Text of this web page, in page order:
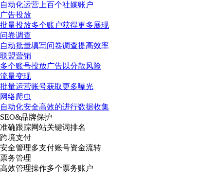
自动化运营上百个社媒账户
广告投放
批量投放多个账户获得更多展现
问卷调查
自动批量填写问卷调查提高效率
联盟营销
多个账号投放广告以分散风险
流量变现
批量运营账号获取更多曝光
网络爬虫
自动化安全高效的进行数据收集
SEO&品牌保护
准确跟踪网站关键词排名
跨境支付
安全管理多支付账号资金流转
票务管理
高效管理操作多个票务账户